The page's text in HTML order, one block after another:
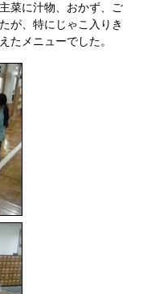
菜に汁物、おかず、ご
が、特にじゃこ入りき
たメニューでした。